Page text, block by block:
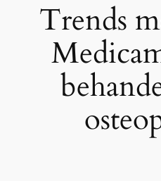
Trends